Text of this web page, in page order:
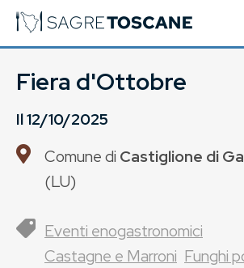
Fiera d'Ottobre
Il12/10/2025
Comune di Castiglione di
(LU)
Eventi enogastronomici
Castagne e Marroni Funghi